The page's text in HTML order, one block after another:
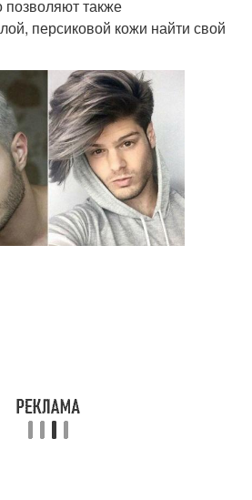
позволяют также
персиковой кожи найти свой